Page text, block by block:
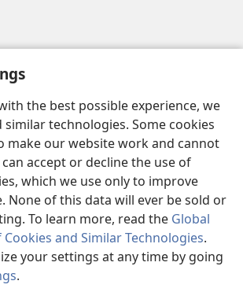
the best possible experience, we
similar technologies. Some cookies
make our website work and cannot
accept or decline the use of
which we use only to improve
None of this data will ever be sold or
To learn more, read the Global
Cookies and Similar Technologies.
your settings at any time by going
.
Watchtower™
Tower Bible and Tract Society of Pennsylvania.
USO